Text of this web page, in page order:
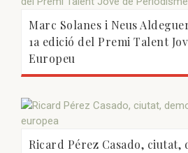
Marc Solanes i Neus
1a edició del Premi Talent
Europeu
Ricard Pérez Casado, ciutat,